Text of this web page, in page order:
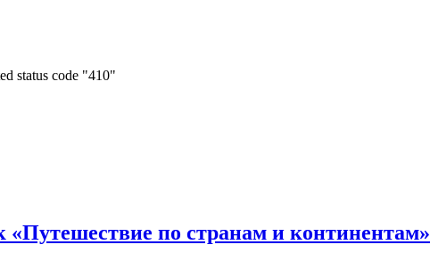
status code "410"
по странам и континентам»